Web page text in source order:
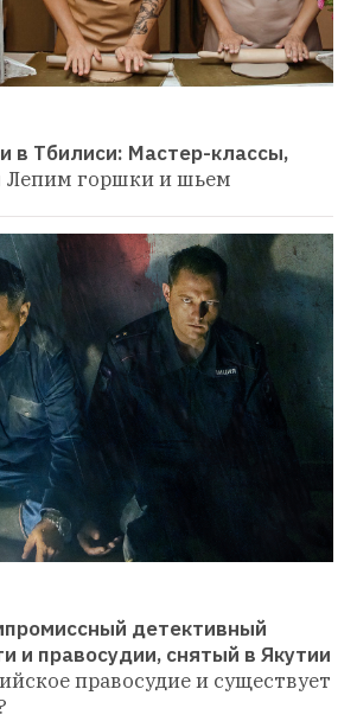
в Тбилиси: Мастер-классы,
Лепим горшки и шьем
детективный
и правосудии, снятый в Якутии
правосудие и существует